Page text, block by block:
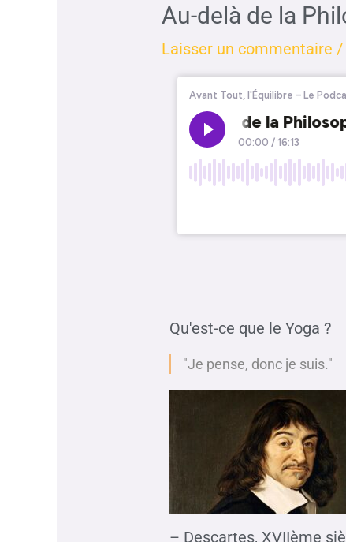
Au-delà de la
Laisser un commentaire /
Qu'est-ce que le Yoga ?
"Je pense, donc je suis."
– Descartes, XVIIème